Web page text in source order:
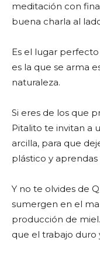
meditación con
buena charla al
Es el lugar
es la que se arma
naturaleza.
Si eres de los que
Pitalito te invitan a
arcilla, para que
plástico y
Y no te olvides de
sumergen en el
producción de
que el trabajo duro